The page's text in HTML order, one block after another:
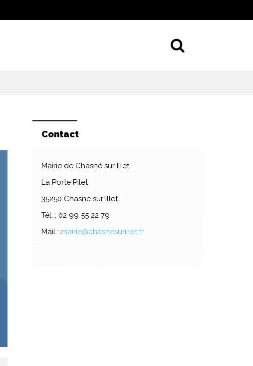
Contact
Mairie de Chasné sur Illet
La Porte Pilet
35250 Chasné sur Illet
Tél. : 02 99 55 22 79
Mail : mairie@chasnesurillet.fr